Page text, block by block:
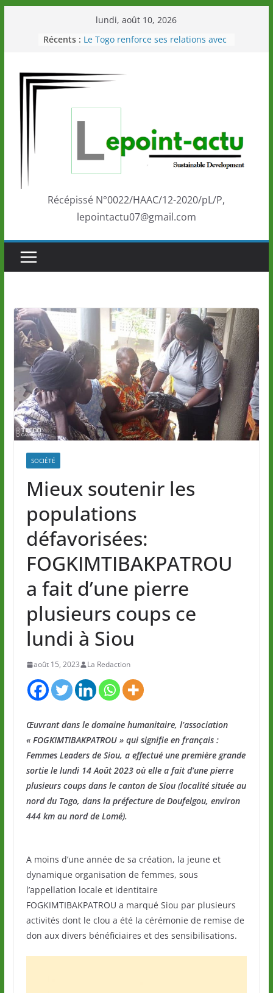
lundi, août 10, 2026
Récents : éducation et de l’ambition de
le Commonwealth Sport
Le Renard de nouveau à la tête des
de la LONATO dès le 02 août 2026
Depuis Glasgow, une Nouvelle
marque de confiance au Togo sur
la scène internationale au-delà des
performances de ses athlètes
Récépissé N°0022/HAAC/12-2020/pL/P,
lepointactu07@gmail.com
SOCIÉTÉ
Mieux soutenir les
populations
défavorisées:
FOGKIMTIBAKPATROU
a fait d’une pierre
plusieurs coups ce
lundi à Siou
août 15, 2023 La Redaction
Œuvrant dans le domaine humanitaire, l’association
« FOGKIMTIBAKPATROU » qui signifie en français :
Femmes Leaders de Siou, a effectué une première grande
sortie le lundi 14 Août 2023 où elle a fait d’une pierre
plusieurs coups dans le canton de Siou (localité située au
nord du Togo, dans la préfecture de Doufelgou, environ
444 km au nord de Lomé).
A moins d’une année de sa création, la jeune et
dynamique organisation de femmes, sous
l’appellation locale et identitaire
FOGKIMTIBAKPATROU a marqué Siou par plusieurs
activités dont le clou a été la cérémonie de remise de
don aux divers bénéficiaires et des sensibilisations.